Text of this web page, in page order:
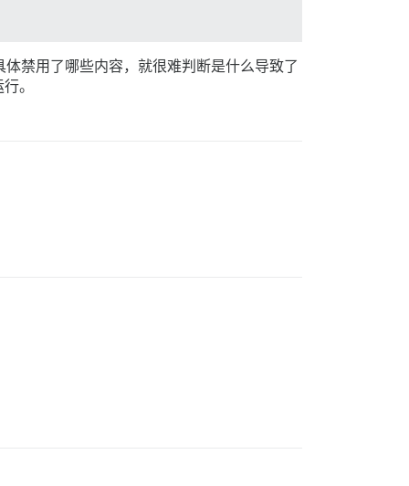
禁用了哪些内容，就很难判断是什么导致了
。